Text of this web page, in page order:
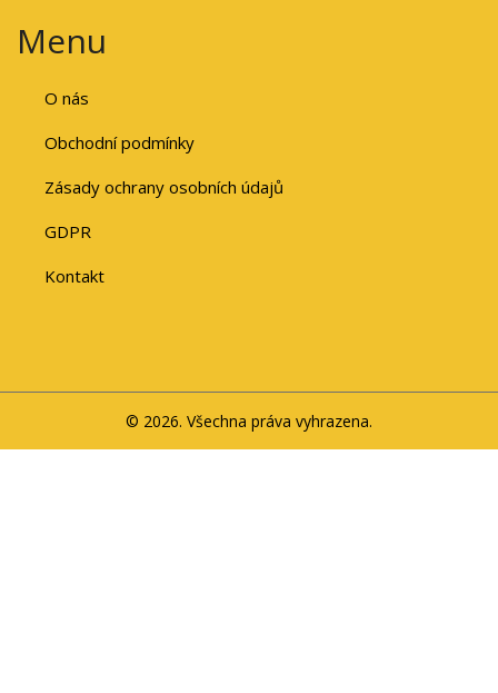
Menu
O nás
Obchodní podmínky
Zásady ochrany osobních údajů
GDPR
Kontakt
© 2026. Všechna práva vyhrazena.